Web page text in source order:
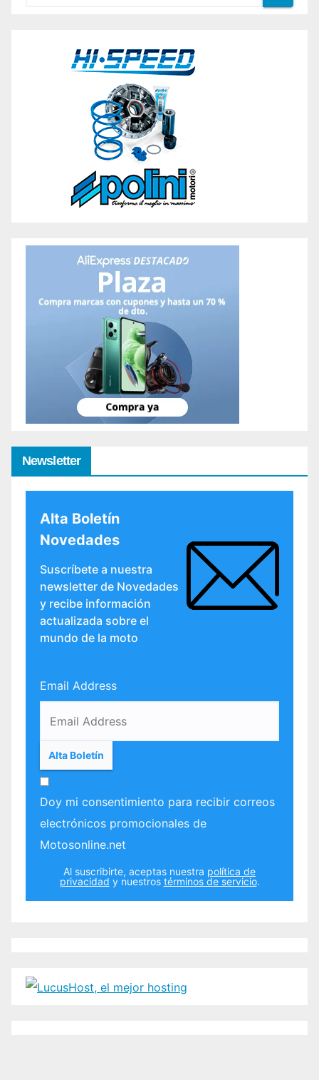
Newsletter
Alta Boletín
Novedades
Suscríbete a nuestra
newsletter de Novedades
y recibe información
actualizada sobre el
mundo de la moto
Email Address
Doy mi consentimiento para recibir correos
electrónicos promocionales de
Motosonline.net
Al suscribirte, aceptas nuestra política de
privacidad y nuestros términos de servicio.